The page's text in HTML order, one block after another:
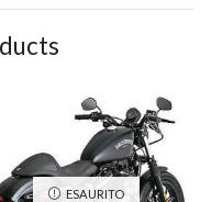
ESAURITO